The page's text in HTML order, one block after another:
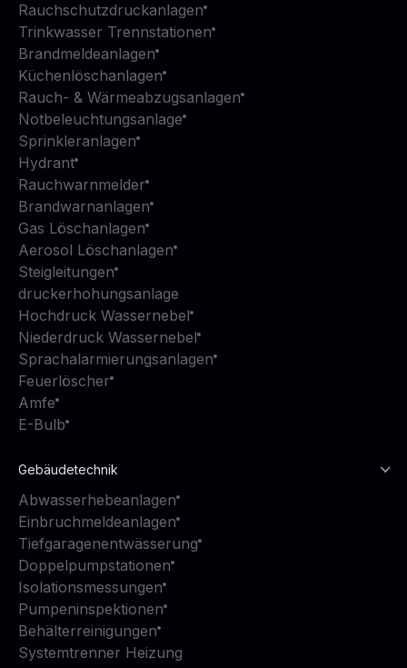
Rauchschutzdruckanlagen
Trinkwasser Trennstationen
Brandmeldeanlagen
Küchenlöschanlagen
Rauch- & Wärmeabzugsanlagen
Notbeleuchtungsanlage
Sprinkleranlagen
Hydrant
Rauchwarnmelder
Brandwarnanlagen
Gas Löschanlagen
Aerosol Löschanlagen
Steigleitungen
druckerhohungsanlage
Hochdruck Wassernebel
Niederdruck Wassernebel
Sprachalarmierungsanlagen
Feuerlöscher
Amfe
E-Bulb
Gebäudetechnik
Abwasserhebeanlagen
Einbruchmeldeanlagen
Tiefgaragenentwässerung
Doppelpumpstationen
Isolationsmessungen
Pumpeninspektionen
Behälterreinigungen
Systemtrenner Heizung